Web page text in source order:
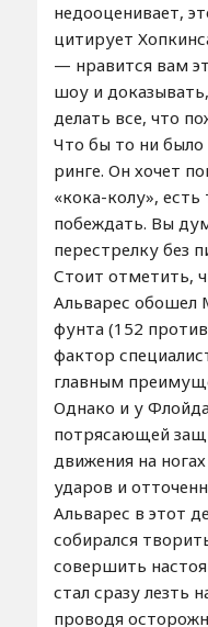
недооценивает,
цитирует
— нравится вам
шоу и
делать все, что
Что бы то ни
ринге. Он хочет
«кока-колу», есть
побеждать. Вы
перестрелку без
Стоит отметить,
Альварес обошел
фунта (152
фактор
главным
Однако и у
потрясающей
движения на
ударов и
Альварес в этот
собирался
совершить
стал сразу лезть
проводя